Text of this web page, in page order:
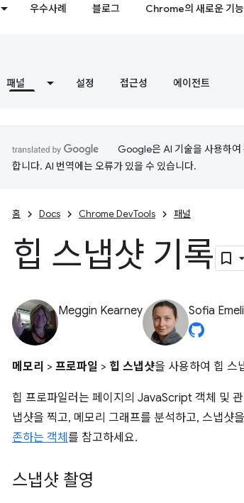
우수사례 블로그 Chrome의 새로운 기능
패널 설정 접근성 에이전트
Google은 AI 기술을 사용하여
합니다. AI 번역에는 오류가 있을 수 있습니다.
홈 Docs Chrome DevTools 패널
힙 스냅샷 기록
Meggin Kearney Sofia
메모리 > 프로파일 > 힙 스냅샷을 사용하여 힙 스
힙 프로파일러는 페이지의 JavaScript 객체 및
냅샷을 찍고, 메모리 그래프를 분석하고, 스냅샷
존하는 객체 를 참고하세요.
스냅샷 촬영